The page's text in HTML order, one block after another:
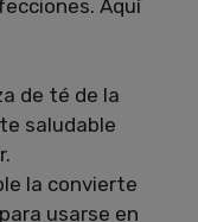
Aquí
de té de la
saludable
la convierte
usarse en